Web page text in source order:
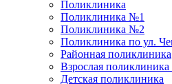
Поликлиника
Поликлиника №1
Поликлиника №2
Поликлиника по ул.
Районная поликлиника
Взрослая
Детская поликлиника